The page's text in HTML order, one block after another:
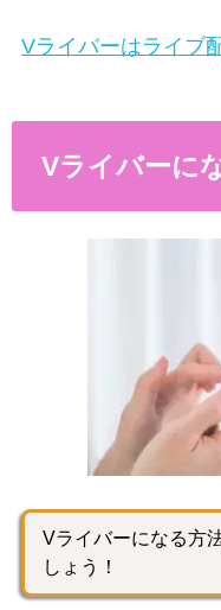
Vライバーはライブ
Vライバーに
Vライバーになる方
しょう！